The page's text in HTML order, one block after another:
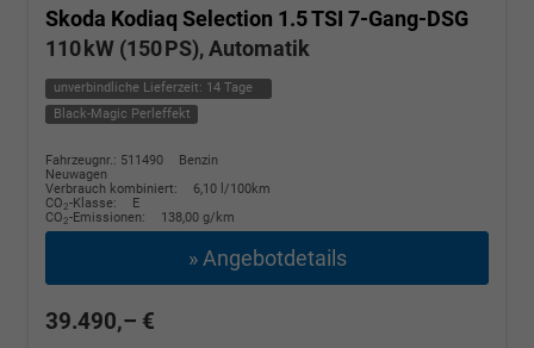
Skoda Kodiaq Selection 1.5 TSI 7-Gang-DSG
110 kW (150 PS), Automatik
unverbindliche Lieferzeit: 14 Tage
Black-Magic Perleffekt
Fahrzeugnr.: 511490
Benzin
Neuwagen
Verbrauch kombiniert:
6,10 l/100km
CO2-Klasse:
E
CO2-Emissionen: 138,00 g/km
» Angebotdetails
39.490,– €